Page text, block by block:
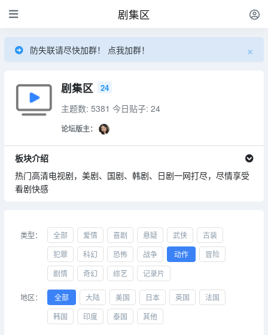
剧集区
防失联请尽快加群！ 点我加群！ ×
剧集区 24
主题数: 5381 今日贴子: 24
论坛版主：
板块介绍
热门高清电视剧，美剧、国剧、韩剧、日剧一网打尽，尽情享受
看剧快感
类型： 全部 爱情 喜剧 悬疑 武侠
古装
犯罪
科幻 恐怖 战争 动作
冒险
剧情
奇幻 综艺 记录片
地区： 全部 大陆 美国 日本 英国
法国
韩国
印度 泰国 其他